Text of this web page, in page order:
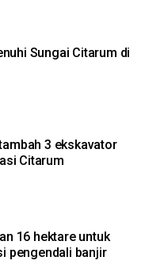
Sungai Citarum di
3 ekskavator
Citarum
16 hektare untuk
pengendali banjir